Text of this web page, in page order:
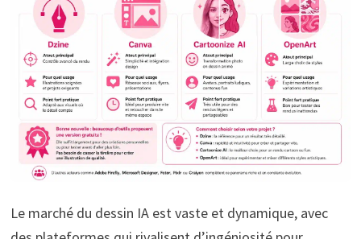
Le marché du dessin IA est vaste et dynamique, avec